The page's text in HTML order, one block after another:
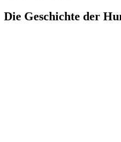
Die Geschichte der